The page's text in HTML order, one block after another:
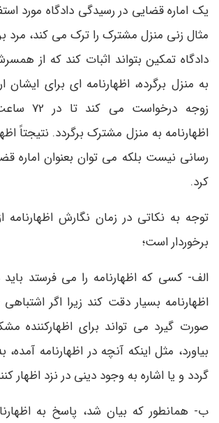
یک اماره قضایی در رسیدگی دادگاه مورد
مثال زنی منزل مشترک را ترک می کند، مرد
دادگاه تمکین بتواند اثبات کند که از
به منزل برگرده، اظهارنامه ای برای
زوجه
اظهارنامه به منزل مشترک برگردد. نتیجتاً
رسانی نیست بلکه می توان بعنوان اماره
کرد.
توجه به نکاتی در زمان نگارش اظهارنامه
برخوردار است؛
الف- کسی که اظهارنامه را می فرستد
اظهارنامه بسیار دقت کند زیرا اگر
صورت گیرد می ­تواند برای اظهارکننده
بیاورد، مثل اینکه آنچه در اظهارنامه آمده،
گردد و یا اشاره به وجود دینی در نزد اظهار
ب- همانطور که بیان شد، پاسخ به